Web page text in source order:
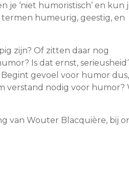
je ‘niet humoristisch’ en kun
termen humeurig, geestig, en
zijn? Of zitten daar nog
Is dat ernst,
gevoel voor humor
verstand nodig voor humor?
van Wouter Blacquière, bij